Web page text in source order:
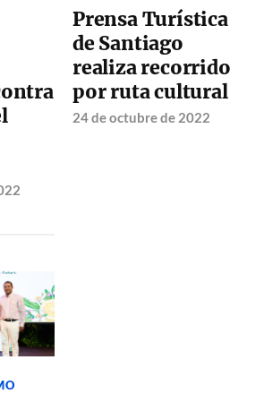
Prensa Turística
de Santiago
realiza recorrido
por ruta cultural
24 de octubre de 2022